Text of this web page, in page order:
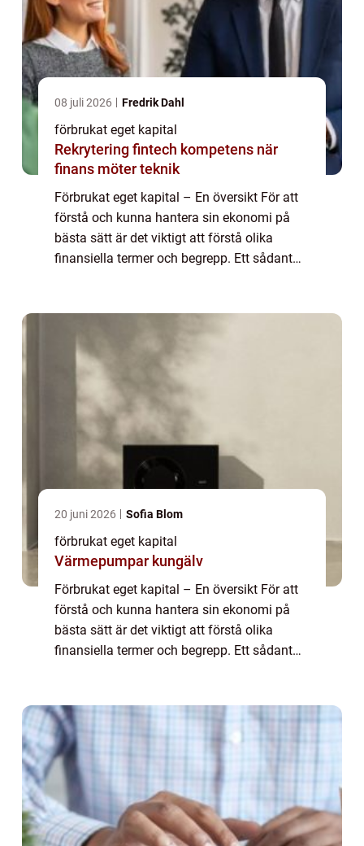
08 juli 2026 Fredrik Dahl
förbrukat eget kapital
Rekrytering fintech kompetens när
finans möter teknik
Förbrukat eget kapital – En översikt För att
förstå och kunna hantera sin ekonomi på
bästa sätt är det viktigt att förstå olika
finansiella termer och begrepp. Ett sådant
20 juni 2026 Sofia Blom
förbrukat eget kapital
Värmepumpar kungälv
Förbrukat eget kapital – En översikt För att
förstå och kunna hantera sin ekonomi på
bästa sätt är det viktigt att förstå olika
finansiella termer och begrepp. Ett sådant